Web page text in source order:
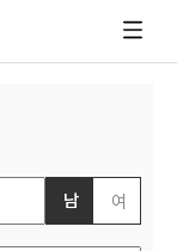
남 여